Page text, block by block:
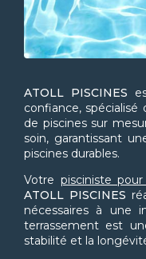
ATOLL PISCINES
confiance,
de piscines sur
soin, garantissant
piscines durables.
Votre pisciniste
ATOLL PISCINES
nécessaires à une
terrassement est
stabilité et la